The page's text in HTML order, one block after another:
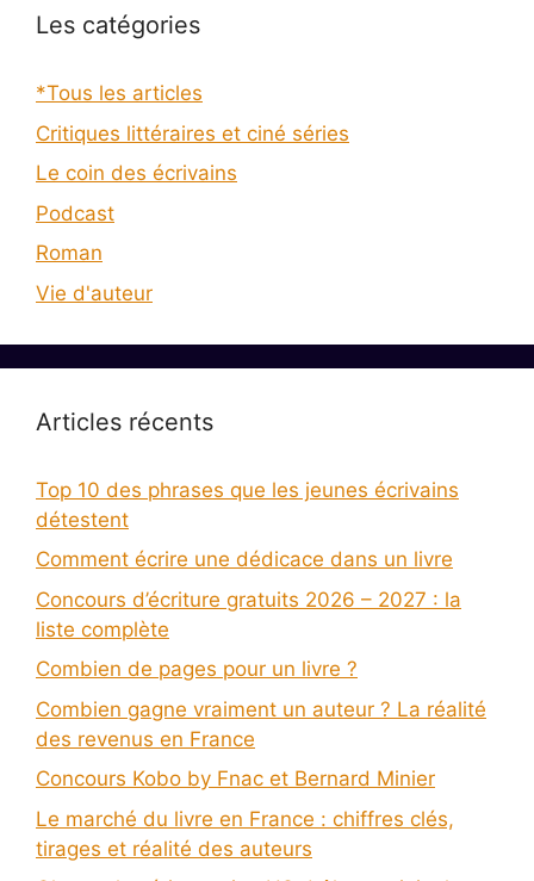
Les catégories
*Tous les articles
Critiques littéraires et ciné séries
Le coin des écrivains
Podcast
Roman
Vie d'auteur
Articles récents
Top 10 des phrases que les jeunes écrivains
détestent
Comment écrire une dédicace dans un livre
Concours d’écriture gratuits 2026 – 2027 : la
liste complète
Combien de pages pour un livre ?
Combien gagne vraiment un auteur ? La réalité
des revenus en France
Concours Kobo by Fnac et Bernard Minier
Le marché du livre en France : chiffres clés,
tirages et réalité des auteurs